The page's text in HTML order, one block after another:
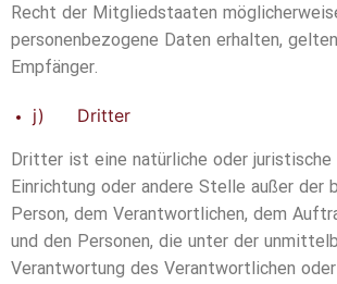
Recht der Mitgliedstaaten
personenbezogene Daten erhalten,
Empfänger.
j) Dritter
Dritter ist eine natürliche oder juristische
Einrichtung oder andere Stelle außer der
Person, dem Verantwortlichen, dem
und den Personen, die unter der
Verantwortung des Verantwortlichen